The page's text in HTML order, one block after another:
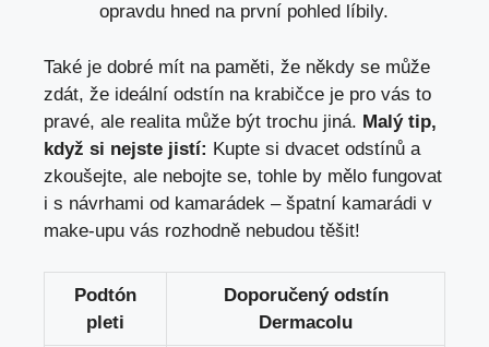
opravdu hned na první pohled líbily.
Také je dobré mít na paměti, že někdy se může
zdát, že ideální odstín na krabičce je pro vás to
pravé, ale realita může být trochu jiná. Malý tip,
když si nejste jistí: Kupte si dvacet odstínů a
zkoušejte, ale nebojte se, tohle by mělo fungovat
i s návrhami od kamarádek – špatní kamarádi v
make-upu vás rozhodně nebudou těšit!
Podtón
pleti
Doporučený odstín
Dermacolu